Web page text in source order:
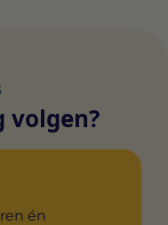
volgen?
én